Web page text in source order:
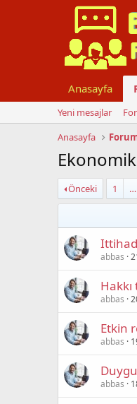
Anasayfa
Yeni mesajlar
Anasayfa
Önceki 1 …
abbas
abbas
Etkin
abbas
abbas